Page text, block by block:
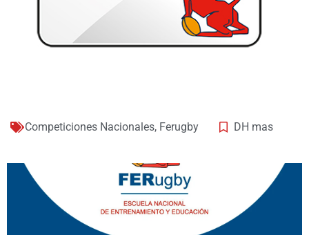
Competiciones Nacionales, Ferugby DH mas